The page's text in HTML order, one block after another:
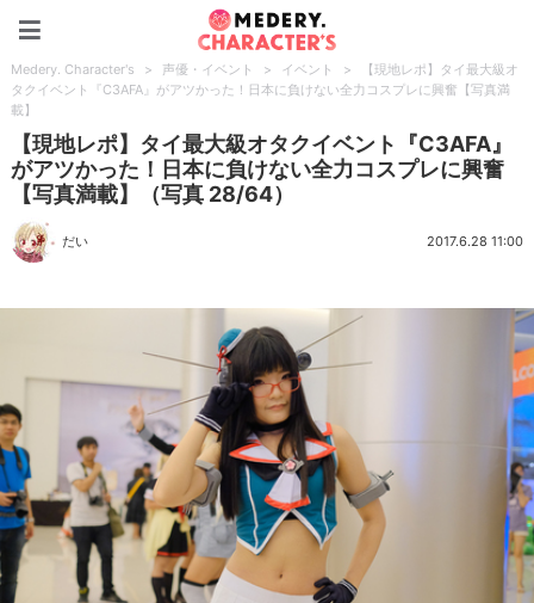
Medery. Character's > 声優・イベント > イベント >
【現地レポ】タイ最大級オ
タクイベント『C3AFA』がアツかった！日本に負けない全力コスプレに興奮【写真満
載】
【現地レポ】タイ最大級オタクイベント『C3AFA』
がアツかった！日本に負けない全力コスプレに興奮
【写真満載】（写真 28/64）
だい 2017.6.28 11:00